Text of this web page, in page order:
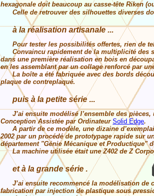
à la réalisation artisanale ...
Pour tester les possibilités offertes, rien de
Convaincu rapidement de la multiplicité des
dans une première réalisation en bois en
en les assemblant par un collage renforcé par
La boîte a été fabriquée avec des bords
plaque de contreplaqué.
et à la grande série .
J’ai ensuite recommencé la modélisation de
fabrication par injection de plastique sous
puis à la petite série ...
J’ai ensuite modélisé l’ensemble des pièces,
Conception Assistée par Ordinateur Solid Edge.
A partir de ce modèle, une dizaine
2002 par un procédé de prototypage rapide sur
département "Génie Mécanique et Productique"
La machine utilisée était une Z402 de Z
hexagonale doit beaucoup au casse-tête Riken
Celle de retrouver des silhouettes diverses